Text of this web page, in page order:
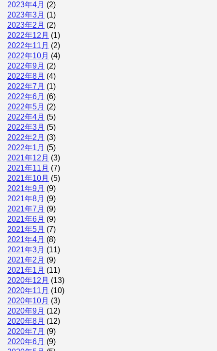
2023年4月 (2)
2023年3月 (1)
2023年2月 (2)
2022年12月 (1)
2022年11月 (2)
2022年10月 (4)
2022年9月 (2)
2022年8月 (4)
2022年7月 (1)
2022年6月 (6)
2022年5月 (2)
2022年4月 (5)
2022年3月 (5)
2022年2月 (3)
2022年1月 (5)
2021年12月 (3)
2021年11月 (7)
2021年10月 (5)
2021年9月 (9)
2021年8月 (9)
2021年7月 (9)
2021年6月 (9)
2021年5月 (7)
2021年4月 (8)
2021年3月 (11)
2021年2月 (9)
2021年1月 (11)
2020年12月 (13)
2020年11月 (10)
2020年10月 (3)
2020年9月 (12)
2020年8月 (12)
2020年7月 (9)
2020年6月 (9)